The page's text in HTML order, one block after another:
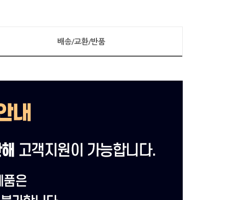
배송/교환/반품